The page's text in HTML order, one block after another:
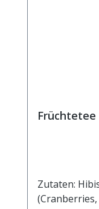
Früchtetee
Zutaten: